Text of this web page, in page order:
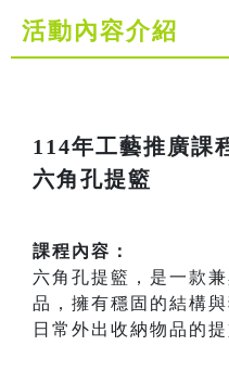
活動內容介紹
114年工藝推廣課
六角孔提籃
課程內容：
六角孔提籃，是一款
品，擁有穩固的結構
日常外出收納物品的提